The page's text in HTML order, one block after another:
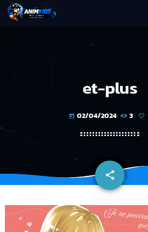
et-plus
today 02/04/2024 3
share
email